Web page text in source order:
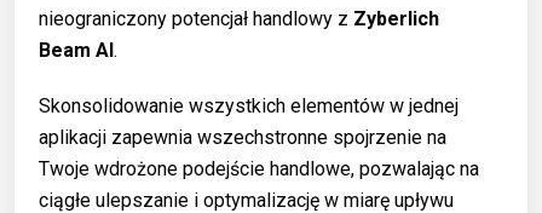
nieograniczony potencjał handlowy z Zyberlich
Beam AI.
Skonsolidowanie wszystkich elementów w jednej
aplikacji zapewnia wszechstronne spojrzenie na
Twoje wdrożone podejście handlowe, pozwalając na
ciągłe ulepszanie i optymalizację w miarę upływu